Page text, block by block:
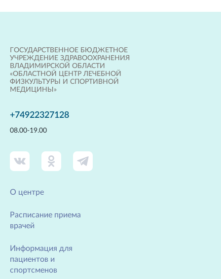
ГОСУДАРСТВЕННОЕ БЮДЖЕТНОЕ
УЧРЕЖДЕНИЕ ЗДРАВООХРАНЕНИЯ
ВЛАДИМИРСКОЙ ОБЛАСТИ
«ОБЛАСТНОЙ ЦЕНТР ЛЕЧЕБНОЙ
ФИЗКУЛЬТУРЫ И СПОРТИВНОЙ
МЕДИЦИНЫ»
+74922327128
08.00-19.00
О центре
Расписание приема
врачей
Информация для
пациентов и
спортсменов